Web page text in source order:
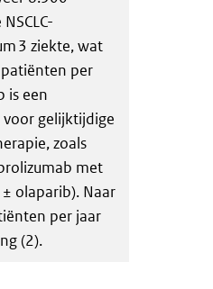
3 ziekte, wat
per
is een
gelijktijdige
zoals
met
olaparib). Naar
per jaar
(2).